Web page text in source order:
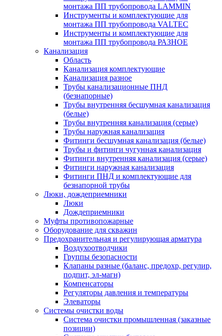
монтажа ПП трубопровода LAMMIN
Инструменты и комплектующие для
монтажа ПП трубопровода VALTEC
Инструменты и комплектующие для
монтажа ПП трубопровода РАЗНОЕ
Канализация
Область
Канализация комплектующие
Канализация разное
Трубы канализационные ПНД
(безнапорные)
Трубы внутренняя бесшумная канализация
(белые)
Трубы внутренняя канализация (серые)
Трубы наружная канализация
Фитинги бесшумная канализация (белые)
Трубы и фитинги чугунная канализация
Фитинги внутренняя канализация (серые)
Фитинги наружная канализация
Фитинги ПНД и комплектующие для
безнапорной трубы
Люки, дождеприемники
Люки
Дождеприемники
Муфты противопожарные
Оборудование для скважин
Предохранительная и регулирующая арматура
Воздухоотводчики
Группы безопасности
Клапаны разные (баланс, предохр, регулир,
подпит, эл-магн)
Компенсаторы
Регуляторы давления и температуры
Элеваторы
Системы очистки воды
Система очистки промышленная (заказные
позиции)